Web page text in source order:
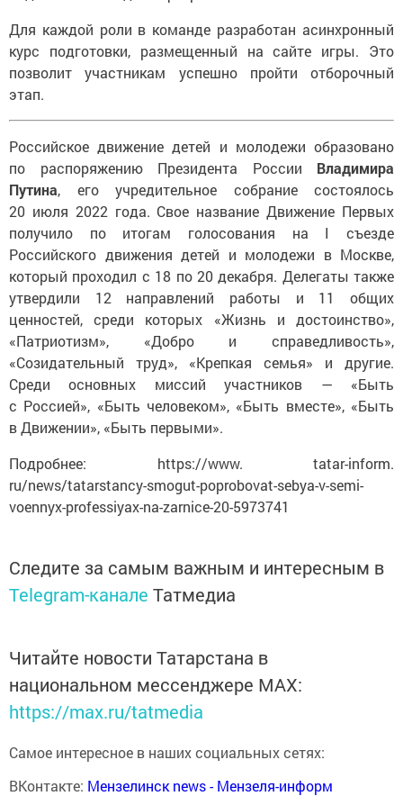
Для каждой роли в команде разработан асинхронный
курс подготовки, размещенный на сайте игры. Это
позволит участникам успешно пройти отборочный
этап.
Российское движение детей и молодежи образовано
по распоряжению Президента России Владимира
Путина, его учредительное собрание состоялось
20 июля 2022 года. Свое название Движение Первых
получило по итогам голосования на I съезде
Российского движения детей и молодежи в Москве,
который проходил с 18 по 20 декабря. Делегаты также
утвердили 12 направлений работы и 11 общих
ценностей, среди которых «Жизнь и достоинство»,
«Патриотизм», «Добро и справедливость»,
«Созидательный труд», «Крепкая семья» и другие.
Среди основных миссий участников — «Быть
с Россией», «Быть человеком», «Быть вместе», «Быть
в Движении», «Быть первыми».
Подробнее: https://www. tatar-inform.
ru/news/tatarstancy-smogut-poprobovat-sebya-v-semi-
voennyx-professiyax-na-zarnice-20-5973741
Следите за самым важным и интересным в
Telegram-канале Татмедиа
Читайте новости Татарстана в
национальном мессенджере MАХ:
https://max.ru/tatmedia
Самое интересное в наших социальных сетях:
ВКонтакте: Мензелинск news - Мензеля-информ